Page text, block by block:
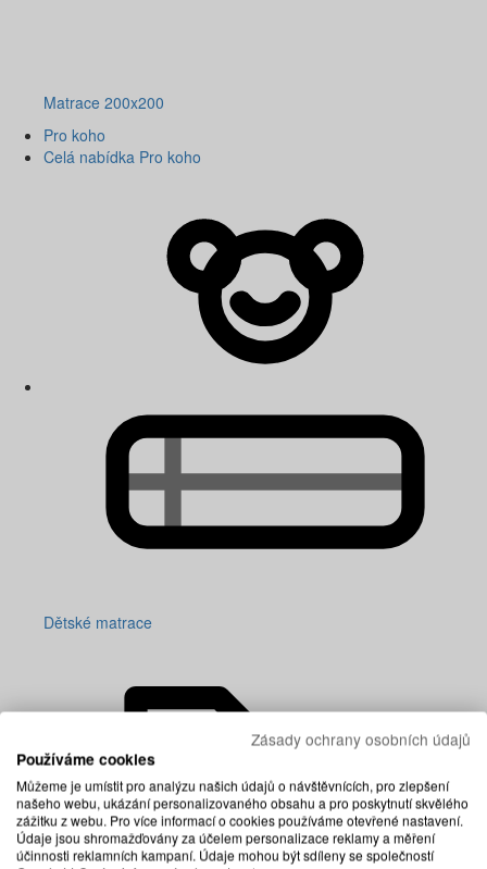
Matrace 200x200
Pro koho
Celá nabídka Pro koho
Dětské matrace
Zásady ochrany osobních údajů
Používáme cookies
Můžeme je umístit pro analýzu našich údajů o návštěvnících, pro zlepšení
našeho webu, ukázání personalizovaného obsahu a pro poskytnutí skvělého
zážitku z webu. Pro více informací o cookies používáme otevřené nastavení.
Údaje jsou shromažďovány za účelem personalizace reklamy a měření
účinnosti reklamních kampaní. Údaje mohou být sdíleny se společností